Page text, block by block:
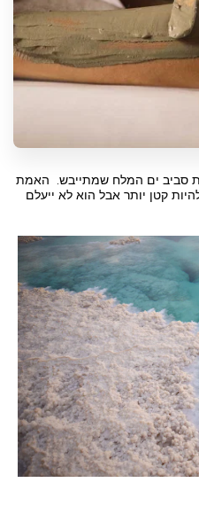
סביב ים המלח שמתייבש. האמת
קטן יותר אבל הוא לא ייעלם